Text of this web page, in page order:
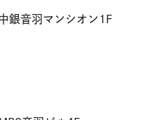
音羽マンシオン1F